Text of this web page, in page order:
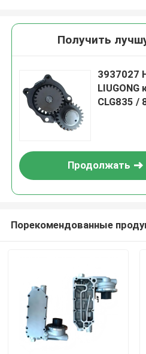
Получить
3937027
LIUGONG
CLG835 /
Продолжать
Порекомендованные